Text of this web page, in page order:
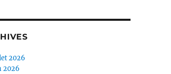
2026
2026